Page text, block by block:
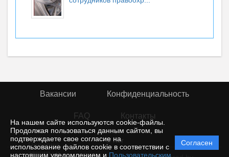
На нашем сайте используются cookie-файлы.
Продолжая пользоваться данным сайтом, вы
подтверждаете свое согласие на
использование файлов cookie в соответствии с
настоящим уведомлением и Пользовательским
Согласен
Вакансии Конфиденциальность
FAQ Контакты
© rior
Политика
защиты и